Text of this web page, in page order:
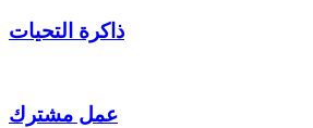
ذاكرة التحيات
عمل مشترك